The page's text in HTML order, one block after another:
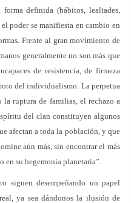
definida (hábitos, lealtades,
poder se manifiesta en cambio en
Frente al gran movimiento de
generalmente no son más que
de resistencia, de firmeza
del individualismo. La perpetua
la ruptura de familias, el rechazo a
del clan constituyen algunos
afectan a toda la población, y que
aún más, sin encontrar el más
en su hegemonía planetaria”.
siguen desempeñando un papel
ya sea dándonos la ilusión de